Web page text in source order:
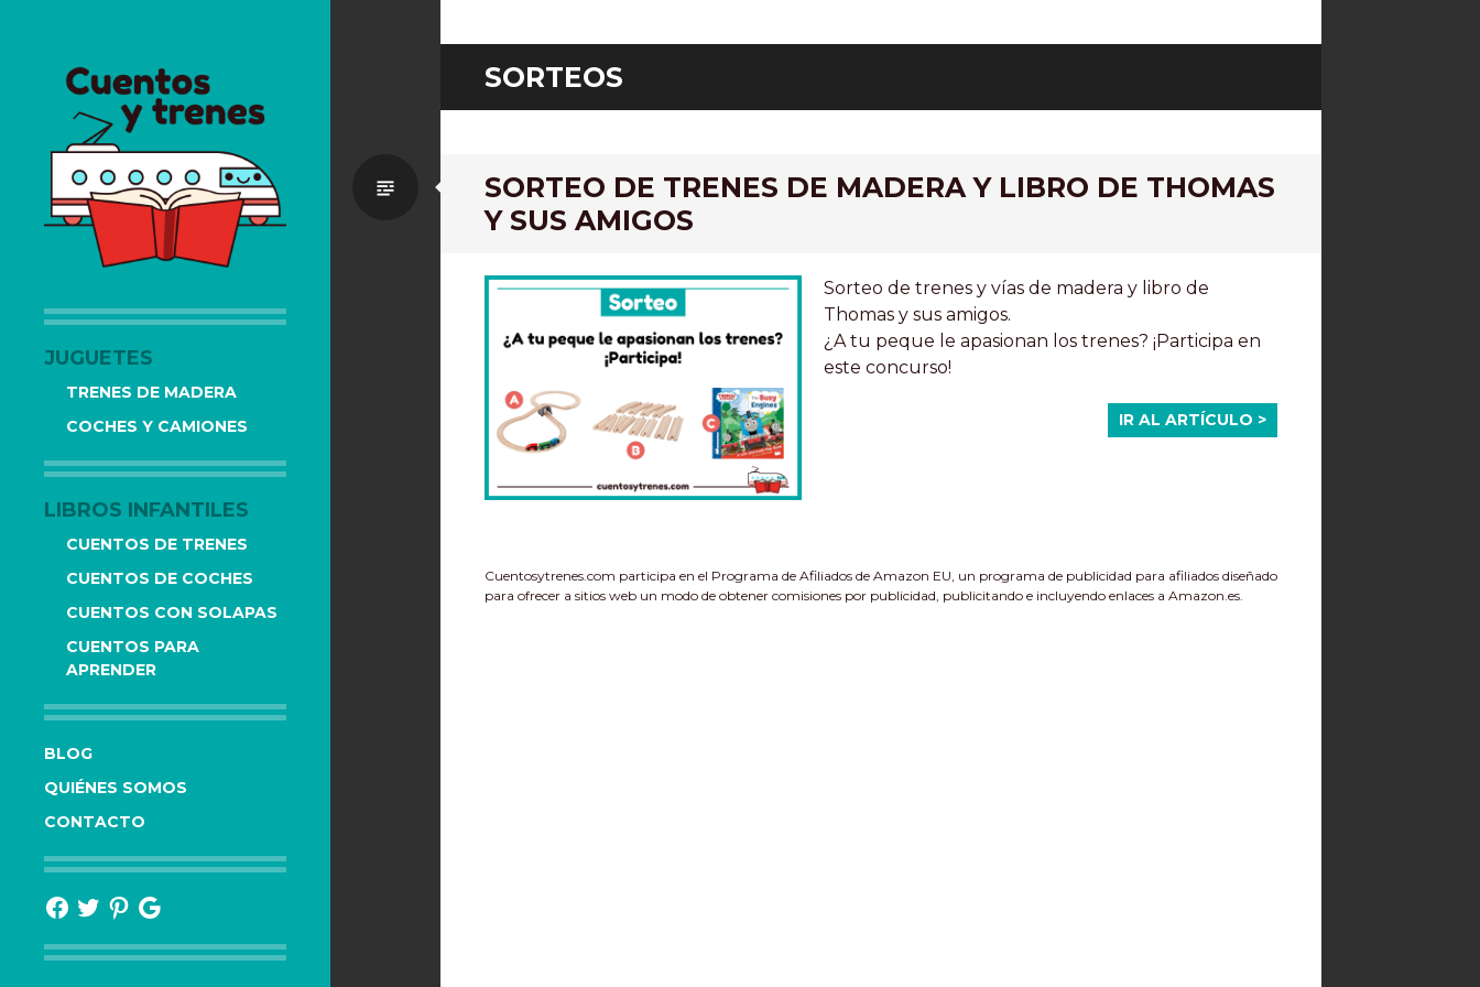
CUENTOS Y TRENES
TRENES DE MADERA Y LIBROS
JUGUETES
TRENES DE MADERA
COCHES Y CAMIONES
LIBROS INFANTILES
CUENTOS DE TRENES
CUENTOS DE COCHES
CUENTOS CON SOLAPAS
CUENTOS PARA
APRENDER
BLOG
QUIÉNES SOMOS
CONTACTO
Facebook
TwitterPinterest
Google
SORTEOS
SORTEO DE TRENES DE MADERA Y LIBRO DE THOMAS
Y SUS AMIGOS
Estándar
Sorteo de trenes y vías de madera y libro de
Thomas y sus amigos.
¿A tu peque le apasionan los trenes? ¡Participa en
este concurso!
IR AL ARTÍCULO >
Cuentosytrenes.com participa en el Programa de Afiliados de Amazon EU, un programa de publicidad para afiliados diseñado
para ofrecer a sitios web un modo de obtener comisiones por publicidad, publicitando e incluyendo enlaces a Amazon.es.